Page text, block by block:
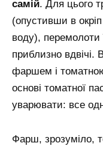
самій. Для цього
(опустивши в
воду), перемолоти
приблизно вдвічі.
фаршем і
основі томатної
уварювати: все
Фарш, зрозуміло,